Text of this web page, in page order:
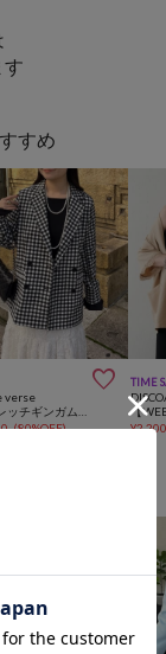
す
すめ

verse
(80%OFF)
TIME
¥